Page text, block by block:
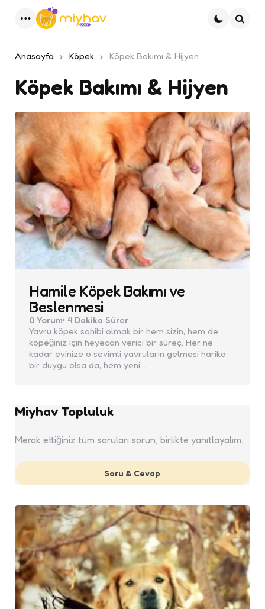
Anasayfa Köpek Köpek Bakımı & Hijyen
Köpek Bakımı & Hijyen
Hamile Köpek Bakımı ve
Beslenmesi
0 Yorum 4 Dakika Sürer
Yavru köpek sahibi olmak bir hem sizin, hem de
köpeğiniz için heyecan verici bir süreç. Her ne
kadar evinize o sevimli yavruların gelmesi harika
bir duygu olsa da, hem yeni…
Miyhav Topluluk
Merak ettiğiniz tüm soruları sorun, birlikte yanıtlayalım.
Soru & Cevap